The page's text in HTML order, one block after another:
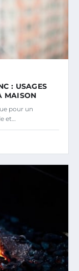
: USAGES
MAISON
pour un
et…